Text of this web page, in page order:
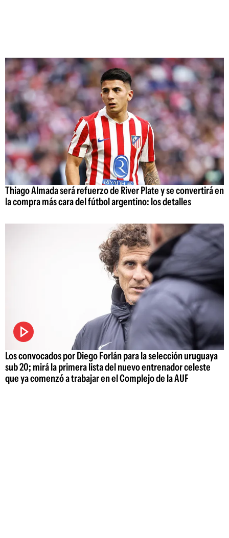
Thiago Almada será refuerzo de River Plate y se convertirá en
la compra más cara del fútbol argentino: los detalles
Los convocados por Diego Forlán para la selección uruguaya
sub 20; mirá la primera lista del nuevo entrenador celeste
que ya comenzó a trabajar en el Complejo de la AUF